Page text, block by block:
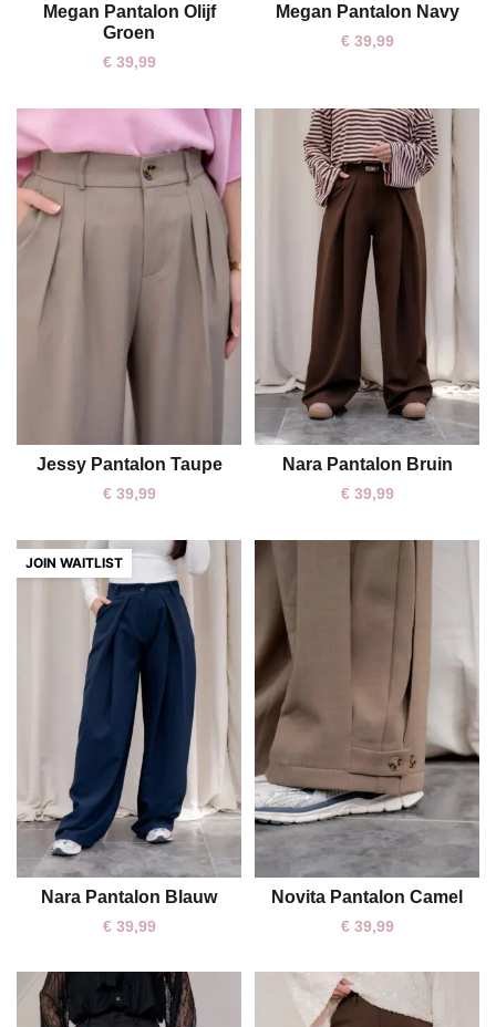
M
Megan Pantalon Olijf
Groen
€39,99
S
Megan Pantalon Navy
€39,99
L
Jessy Pantalon Taupe
€39,99
S
Nara Pantalon Bruin
€39,99
Nara Pantalon Blauw
€39,99
S M
Novita Pantalon Camel
€39,99